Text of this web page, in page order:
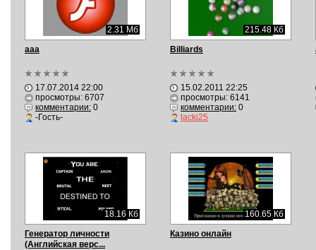
2.31 Мб
aaa
17.07.2014 22:00
просмотры: 6707
комментарии:0
-Гость-
215.48 Кб
Billiards
15.02.2011 22:25
просмотры: 6141
комментарии:0
lacki25
18.16 Кб
Генератор личности
(Английская верс...
160.65 Кб
Казино онлайн